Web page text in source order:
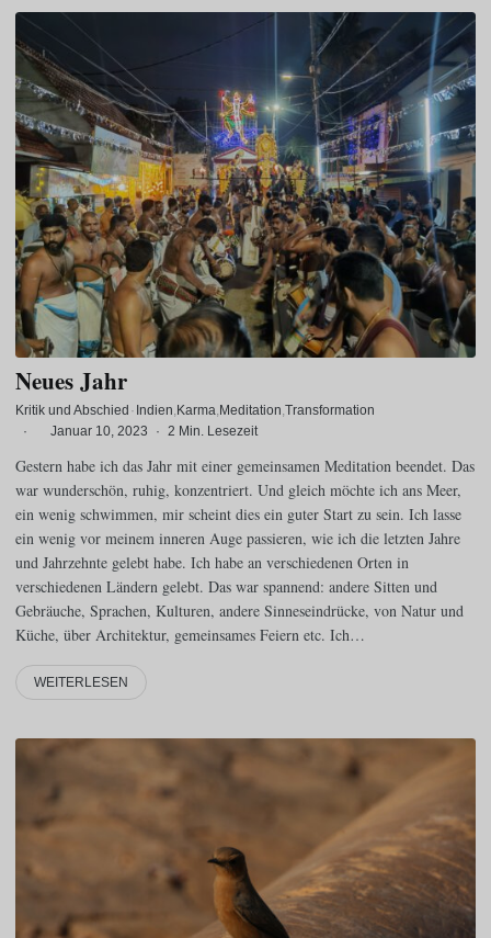
Neues Jahr
Kritik und Abschied · Indien Karma Meditation Transformation
·
Januar 10, 2023 · 2 Min. Lesezeit
Gestern habe ich das Jahr mit einer gemeinsamen Meditation beendet. Das
war wunderschön, ruhig, konzentriert. Und gleich möchte ich ans Meer,
ein wenig schwimmen, mir scheint dies ein guter Start zu sein. Ich lasse
ein wenig vor meinem inneren Auge passieren, wie ich die letzten Jahre
und Jahrzehnte gelebt habe. Ich habe an verschiedenen Orten in
verschiedenen Ländern gelebt. Das war spannend: andere Sitten und
Gebräuche, Sprachen, Kulturen, andere Sinneseindrücke, von Natur und
Küche, über Architektur, gemeinsames Feiern etc. Ich…
WEITERLESEN